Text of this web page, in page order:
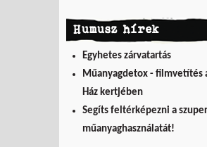
Humusz hírek
Egyhetes zárvatartás
Műanyagdetox - filmvetítés
Ház kertjében
Segíts feltérképezni a
műanyaghasználatát!